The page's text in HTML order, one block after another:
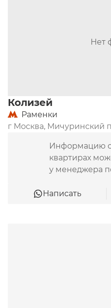
Нет
Колизей
Раменки
г Москва, Мичуринский
Информацию
квартирах
у менеджера
Написать